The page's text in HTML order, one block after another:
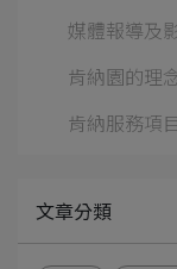
媒體報導及
肯納園的理
肯納服務項目
文章分類